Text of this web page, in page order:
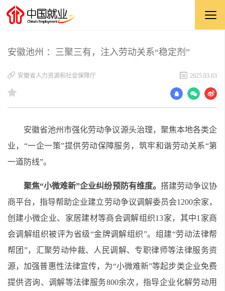
安徽池州 ：三聚三有，注入劳动关系“稳定剂”
安徽省人力资源和社会保障厅 2025.03.03
安徽省池州市强化劳动争议源头治理，聚焦本地各类企
业，“一企一策”提供劳动保障服务，筑牢和谐劳动关系“第
一道防线”。
聚焦“小微难新”企业纠纷预防有维度。 搭建劳动争议协
商平台，指导帮助企业建立劳动争议调解委员会1200余家，
创建小微企业、家居建材等商会调解组织13家，其中1 家商
会调解组织被评为省级“金牌调解组织”。组建“劳动法律帮
帮团”，汇聚劳动仲裁、人民调解、专职律师等法律服务资
源，加强普惠性法律宣传，为“小微难新”等起步类企业免费
提供咨询、调解等法律服务800余次，指导企业化解劳动用